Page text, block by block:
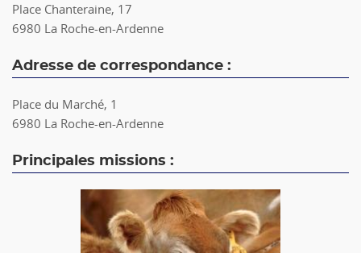
Place Chanteraine, 17
6980 La Roche-en-Ardenne
Adresse de correspondance :
Place du Marché, 1
6980 La Roche-en-Ardenne
Principales missions :